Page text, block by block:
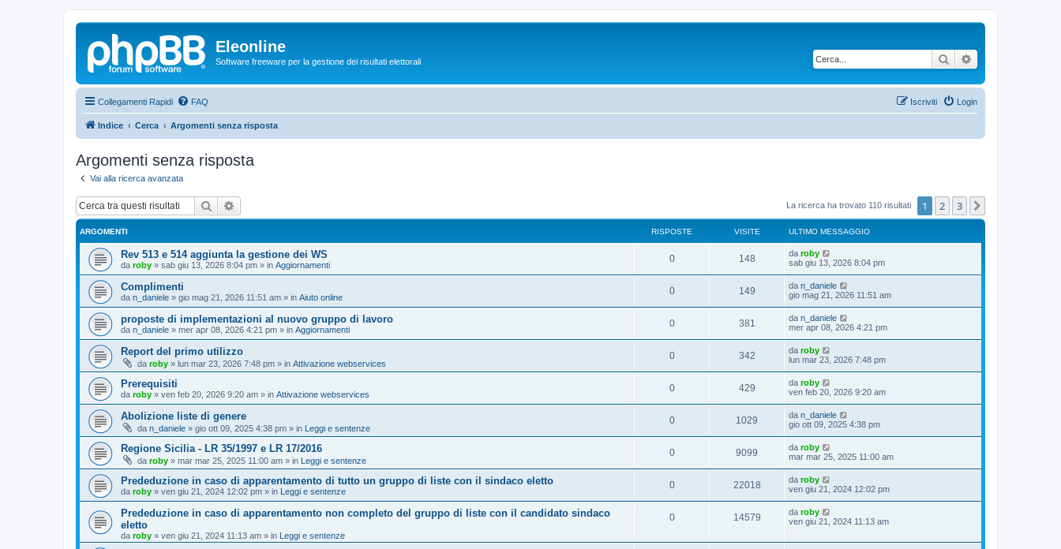
Eleonline
Software freeware per la gestione dei risultati elettorali Cerca
Collegamenti Rapidi FAQ Login
Iscriviti
Indice Cerca Argomenti senza risposta
Argomenti senza risposta
Vai alla ricerca avanzata
Cerca La ricerca ha trovato 110 risultati 1 2 3
ARGOMENTI RISPOSTE VISITE ULTIMO MESSAGGIO
Rev 513 e 514 aggiunta la gestione dei WS
da roby » sab giu 13, 2026 8:04 pm » in Aggiornamenti
0 148 da roby
sab giu 13, 2026 8:04 pm
Complimenti
da n_daniele » gio mag 21, 2026 11:51 am » in Aiuto online
0 149 da n_daniele
gio mag 21, 2026 11:51 am
proposte di implementazioni al nuovo gruppo di lavoro
da n_daniele » mer apr 08, 2026 4:21 pm » in Aggiornamenti
0 381 da n_daniele
mer apr 08, 2026 4:21 pm
Report del primo utilizzo
da roby » lun mar 23, 2026 7:48 pm » in Attivazione webservices
0 342 da roby
lun mar 23, 2026 7:48 pm
Prerequisiti
da roby » ven feb 20, 2026 9:20 am » in Attivazione webservices
0 429 da roby
ven feb 20, 2026 9:20 am
Abolizione liste di genere
da n_daniele » gio ott 09, 2025 4:38 pm » in Leggi e sentenze
0 1029 da n_daniele
gio ott 09, 2025 4:38 pm
Regione Sicilia - LR 35/1997 e LR 17/2016
da roby » mar mar 25, 2025 11:00 am » in Leggi e sentenze
0 9099 da roby
mar mar 25, 2025 11:00 am
Prededuzione in caso di apparentamento di tutto un gruppo di liste con il sindaco eletto
da roby » ven giu 21, 2024 12:02 pm » in Leggi e sentenze
0 22018 da roby
ven giu 21, 2024 12:02 pm
Prededuzione in caso di apparentamento non completo del gruppo di liste con il candidato sindaco
eletto
da roby » ven giu 21, 2024 11:13 am » in Leggi e sentenze
0 14579 da roby
ven giu 21, 2024 11:13 am